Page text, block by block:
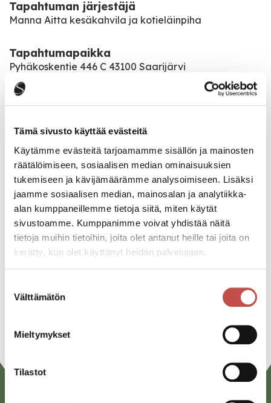
Tämä sivusto käyttää evästeitä
Käytämme evästeitä tarjoamamme sisällön ja mainosten
räätälöimiseen, sosiaalisen median ominaisuuksien
tukemiseen ja kävijämäärämme analysoimiseen. Lisäksi
jaamme sosiaalisen median, mainosalan ja analytiikka-
alan kumppaneillemme tietoja siitä, miten käytät
sivustoamme. Kumppanimme voivat yhdistää näitä
tietoja muihin tietoihin, joita olet antanut heille tai joita on
kerätty, kun olet käyttänyt heidän palvelujaan.
valinta
Välttämätön
Mieltymykset
Tilastot
Tapahtuman järjestäjä
Manna Aitta kesäkahvila ja kotieläinpiha
Tapahtumapaikka
Pyhäkoskentie 446 C 43100 Saarijärvi
Avoinnna heinäkuun loppuun to-la klo 12-17.
Katso kaikki tapahtumat
Jaa tapahtuma:
Facebook
Twitter